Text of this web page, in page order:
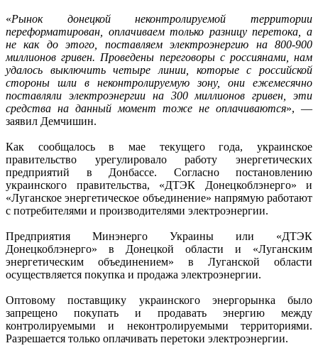
«Рынок донецкой неконтролируемой территории
переформатирован, оплачиваем только разницу перетока, а
не как до этого, поставляем электроэнергию на 800-900
миллионов гривен. Проведены переговоры с россиянами, нам
удалось выключить четыре линии, которые с российской
стороны шли в неконтролируемую зону, они ежемесячно
поставляли электроэнергии на 300 миллионов гривен, эти
средства на данный момент тоже не оплачиваются», —
заявил Демчишин.
Как сообщалось в мае текущего года, украинское
правительство урегулировало работу энергетических
предприятий в Донбассе. Согласно постановлению
украинского правительства, «ДТЭК Донецкоблэнерго» и
«Луганское энергетическое объединение» напрямую работают
с потребителями и производителями электроэнергии.
Предприятия Минэнерго Украины или «ДТЭК
Донецкоблэнерго» в Донецкой области и «Луганским
энергетическим объединением» в Луганской области
осуществляется покупка и продажа электроэнергии.
Оптовому поставщику украинского энергорынка было
запрещено покупать и продавать энергию между
контролируемыми и неконтролируемыми территориями.
Разрешается только оплачивать перетоки электроэнергии.